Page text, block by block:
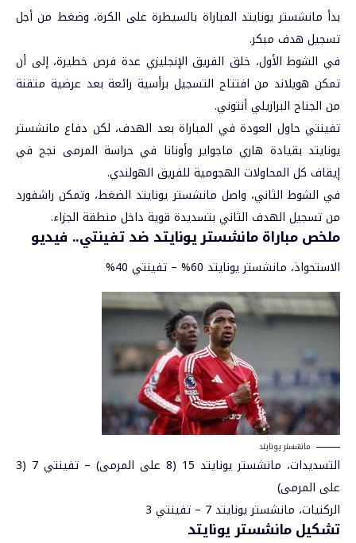
بدأ مانشستر يونايتد المباراة بالسيطرة على الكرة، وضغط من أجل
تسجيل هدف مبكر.
في الشوط الأول، خلق الفريق الإنجليزي عدة فرص خطيرة، إلى أن
تمكن هويلاند من افتتاح التسجيل برأسية رائعة بعد عرضية متقنة
من الجناح البرازيلي أنتوني.
تفينتي حاول العودة في المباراة بعد الهدف، لكن دفاع مانشستر
يونايتد بقيادة هاري ماجواير وأونانا في حراسة المرمى نجح في
إيقاف كل المحاولات الهجومية للفريق الهولندي.
في الشوط الثاني، واصل مانشستر يونايتد الضغط، وتمكن راشفورد
من تسجيل الهدف الثاني بتسديدة قوية داخل منطقة الجزاء.
ملخص مباراة مانشستر يونايتد ضد تفينتي.. فيديو
الاستحواذ، مانشستر يونايتد 60% – تفينتي 40%
مانشستر يونايتد
التسديدات، مانشستر يونايتد 15 (8 على المرمى) – تفينتي 7 (3
على المرمى)
الركنيات، مانشستر يونايتد 7 – تفينتي 3
تشكيل مانشستر يونايتد